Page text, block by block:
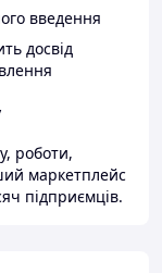
введення
досвід
роботи,
маркетплейс
підприємців.